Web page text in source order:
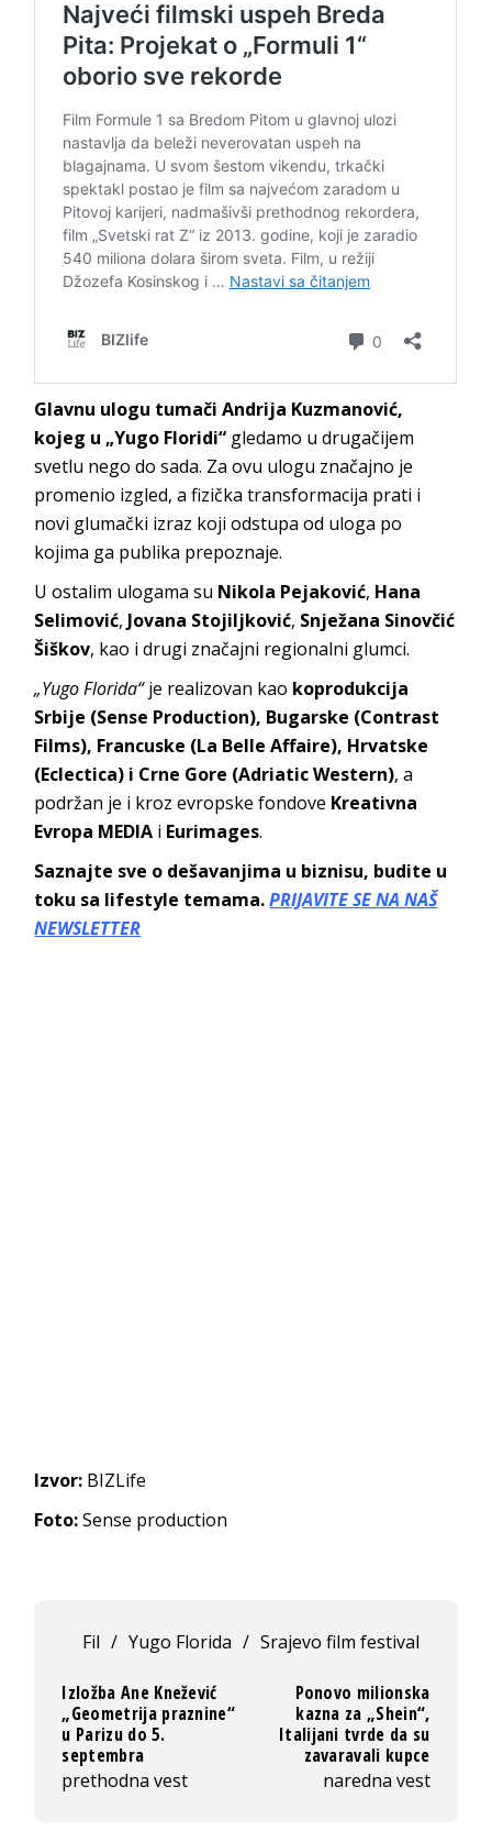
Glavnu ulogu tumači Andrija Kuzmanović,
kojeg u „Yugo Floridi“ gledamo u drugačijem
svetlu nego do sada. Za ovu ulogu značajno je
promenio izgled, a fizička transformacija prati i
novi glumački izraz koji odstupa od uloga po
kojima ga publika prepoznaje.
U ostalim ulogama su Nikola Pejaković, Hana
Selimović, Jovana Stojiljković, Snježana Sinovčić
Šiškov, kao i drugi značajni regionalni glumci.
„Yugo Florida“je realizovan kao koprodukcija
Srbije (Sense Production), Bugarske (Contrast
Films), Francuske (La Belle Affaire), Hrvatske
(Eclectica) i Crne Gore (Adriatic Western), a
podržan je i kroz evropske fondove Kreativna
Evropa MEDIA i Eurimages.
Saznajte sve o dešavanjima u biznisu, budite u
toku sa lifestyle temama.PRIJAVITE SE NA NAŠ
NEWSLETTER
Izvor: BIZLife
Foto:Sense production
Fil / Yugo Florida / Srajevo film festival
Izložba Ane Knežević
„Geometrija praznine“
u Parizu do 5.
septembra
prethodna vest
Ponovo milionska
kazna za „Shein“,
Italijani tvrde da su
zavaravali kupce
naredna vest